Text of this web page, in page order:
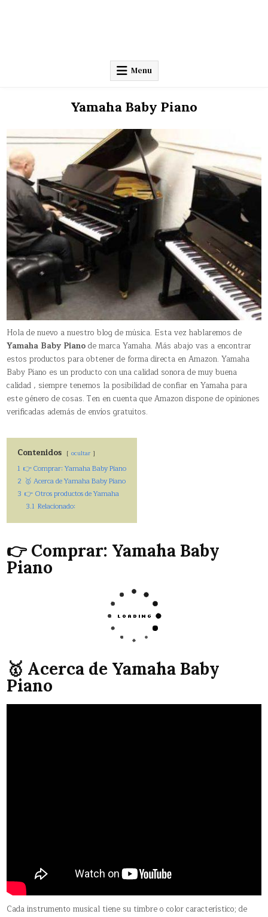
Menu
Yamaha Baby Piano
Hola de nuevo a nuestro blog de música. Esta vez hablaremos de
Yamaha Baby Pianode marca Yamaha. Más abajo vas a encontrar
estos productos para obtener de forma directa en Amazon. Yamaha
Baby Piano es un producto con una calidad sonora de muy buena
calidad , siempre tenemos la posibilidad de confiar en Yamaha para
este género de cosas. Ten en cuenta que Amazon dispone de opiniones
verificadas además de envíos gratuitos.
Contenidos ocultar
1 👉 Comprar: Yamaha Baby Piano
2 🥇 Acerca de Yamaha Baby Piano
3 👉 Otros productos de Yamaha
3.1 Relacionado:
👉 Comprar: Yamaha Baby
Piano
🥇 Acerca de Yamaha Baby
Piano
Cada instrumento musical tiene su timbre o color característico; de